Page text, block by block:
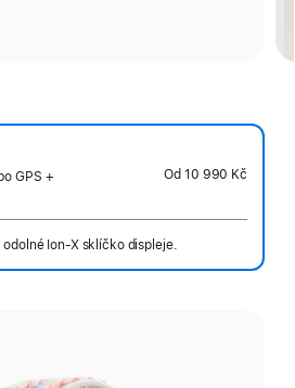
GPS +
Od10 990 Kč
Ion-X sklíčko displeje.